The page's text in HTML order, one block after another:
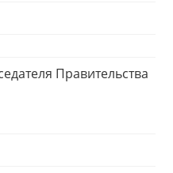
Правительства